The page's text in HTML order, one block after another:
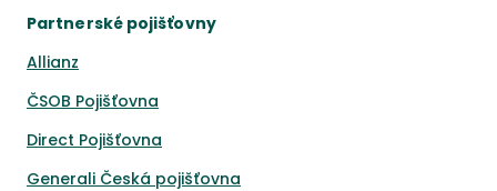
Partnerské pojišťovny
Allianz
ČSOB Pojišťovna
Direct Pojišťovna
Generali Česká pojišťovna